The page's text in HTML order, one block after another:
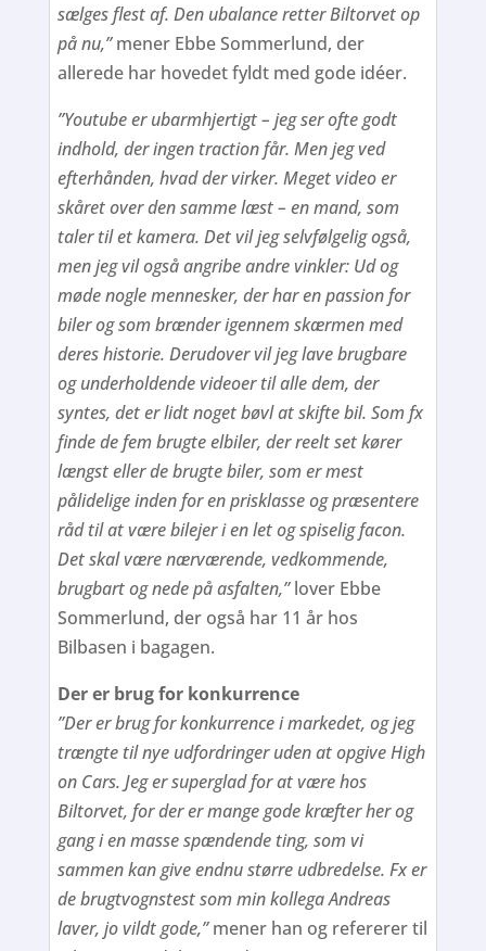
sælges flest af. Den ubalance retter Biltorvet op
på nu,”mener Ebbe Sommerlund, der
allerede har hovedet fyldt med gode idéer.
”Youtube er ubarmhjertigt – jeg ser ofte godt
indhold, der ingen traction får. Men jeg ved
efterhånden, hvad der virker. Meget video er
skåret over den samme læst – en mand, som
taler til et kamera. Det vil jeg selvfølgelig også,
men jeg vil også angribe andre vinkler: Ud og
møde nogle mennesker, der har en passion for
biler og som brænder igennem skærmen med
deres historie. Derudover vil jeg lave brugbare
og underholdende videoer til alle dem, der
syntes, det er lidt noget bøvl at skifte bil. Som fx
finde de fem brugte elbiler, der reelt set kører
længst eller de brugte biler, som er mest
pålidelige inden for en prisklasse og præsentere
råd til at være bilejer i en let og spiselig facon.
Det skal være nærværende, vedkommende,
brugbart og nede på asfalten,”lover Ebbe
Sommerlund, der også har 11 år hos
Bilbasen i bagagen.
Der er brug for konkurrence
”Der er brug for konkurrence i markedet, og jeg
trængte til nye udfordringer uden at opgive High
on Cars. Jeg er superglad for at være hos
Biltorvet, for der er mange gode kræfter her og
gang i en masse spændende ting, som vi
sammen kan give endnu større udbredelse. Fx er
de brugtvognstest som min kollega Andreas
laver, jo vildt gode,”mener han og refererer til